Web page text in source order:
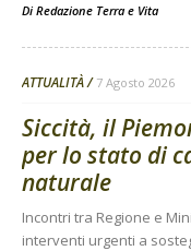
Di Redazione Terra e Vita
ATTUALITÀ 7 Agosto 2026
Siccità, il
per lo stato di
naturale
Incontri tra Regione e
interventi urgenti a